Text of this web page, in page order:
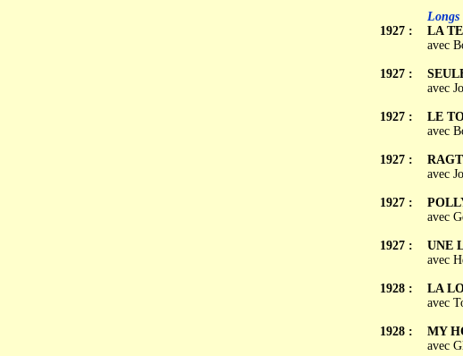
1927 :
1927 :
1927 :
1927 :
1927 :
1927 :
1928 :
1928 :
Longs
LA
avec
avec
LE
avec
avec
avec
UNE
avec
LA
avec
MY
avec